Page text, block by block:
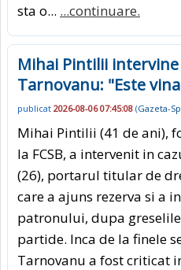
sta o... ...continuare.
Mihai Pintilii
Tarnovanu: "Este
publicat 2026-08-06 07:45:08 (Gazeta-
Mihai Pintilii (41 de ani),
la FCSB, a intervenit in
(26), portarul titular de
care a ajuns rezerva si a
patronului, dupa
partide. Inca de la finele
Tarnovanu a fost criticat